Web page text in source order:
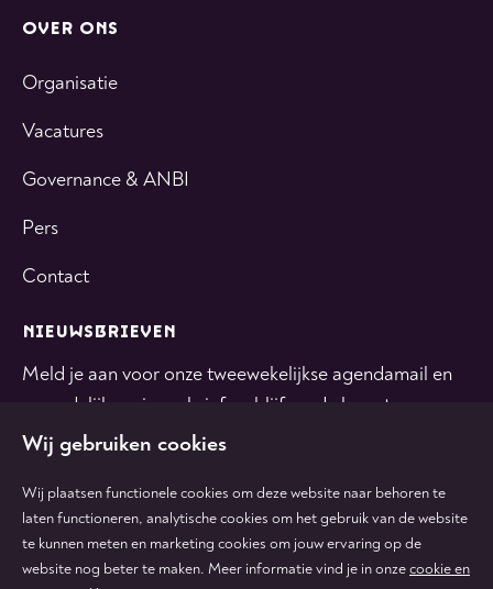
OVER ONS
Organisatie
Vacatures
Governance & ANBI
Pers
Contact
NIEUWSBRIEVEN
Meld je aan voor onze tweewekelijkse agendamail en
maandelijkse nieuwsbrief en blijf op de hoogte.
Volg
ons
Volg
ons
Volg
ons
Volg
ons
Volg
ons
Wij gebruiken cookies
Wij plaatsen functionele cookies om deze website naar behoren te
laten functioneren, analytische cookies om het gebruik van de website
te kunnen meten en marketing cookies om jouw ervaring op de
website nog beter te maken. Meer informatie vind je in onzecookie en